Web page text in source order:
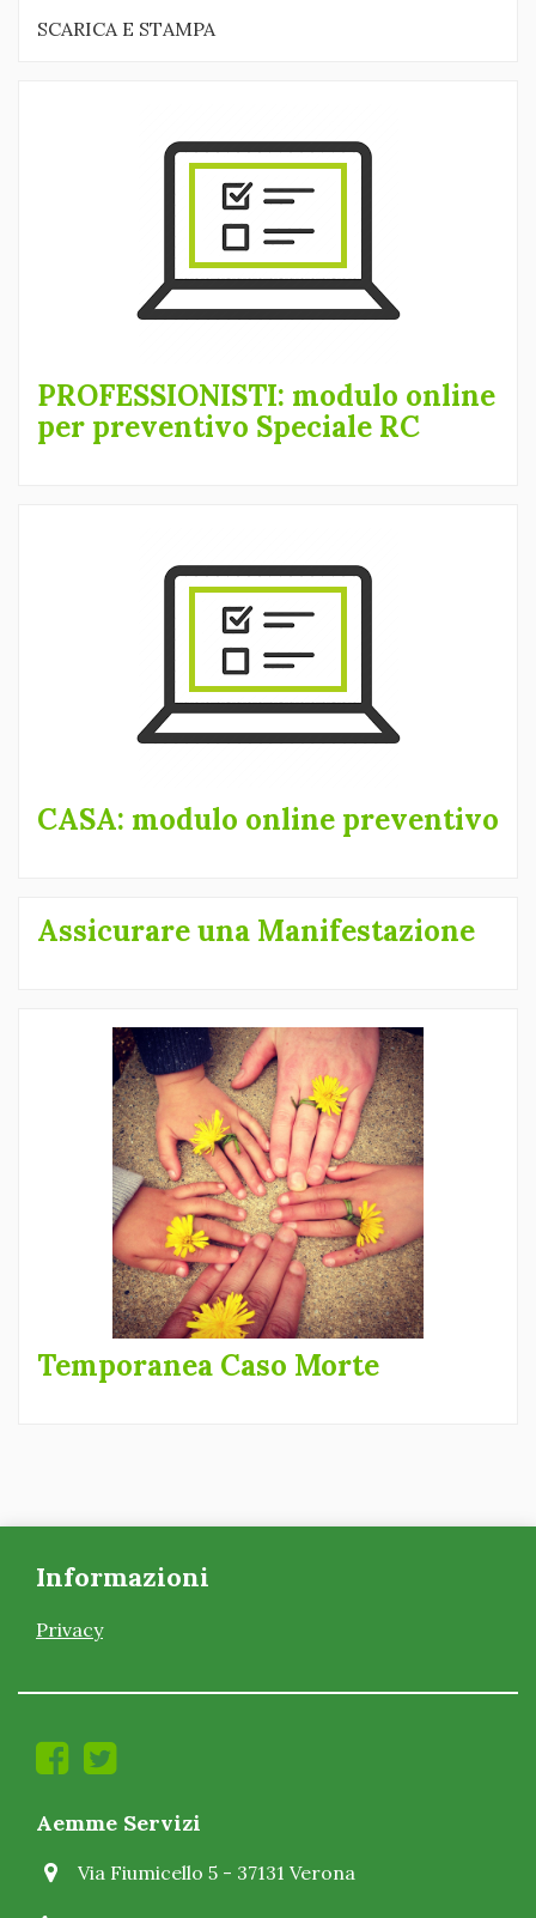
SCARICA E STAMPA
PROFESSIONISTI: modulo online
per preventivo Speciale RC
CASA: modulo online preventivo
Assicurare una Manifestazione
Temporanea Caso Morte
Informazioni
Privacy
Aemme Servizi
Via Fiumicello 5 - 37131 Verona